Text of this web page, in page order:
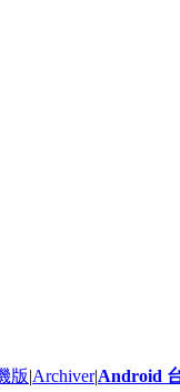
版|Archiver|Android